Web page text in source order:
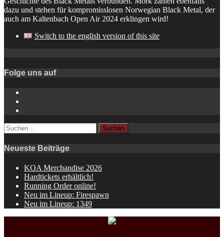
dazu und stehen für kompromisslosen Norwegian Black Metal, der
auch am Kaltenbach Open Air 2024 erklingen wird!
Switch to the english version of this site
Folge uns auf
Suchen
nach:
Neueste Beiträge
KOA Merchandise 2026
Hardtickets erhältlich!
Running Order online!
Neu im Lineup: Firespawn
Neu im Lineup: 1349